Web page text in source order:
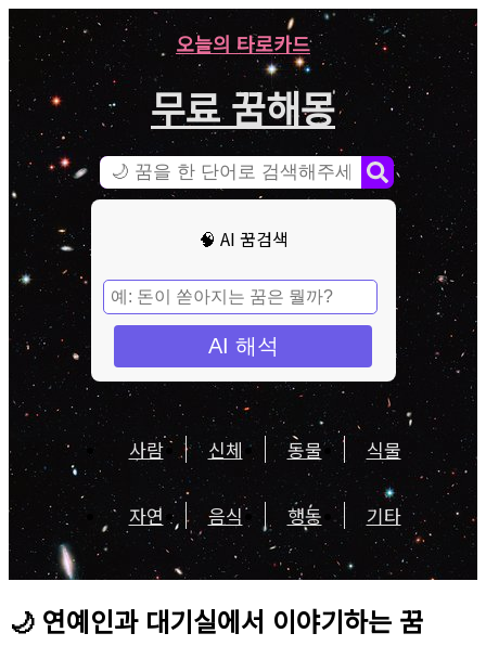
오늘의 타로카드
무료 꿈해몽
🧠 AI 꿈검색
AI 해석
사람 신체 동물 식물
자연 음식 행동 기타
🌙 연예인과 대기실에서 이야기하는 꿈